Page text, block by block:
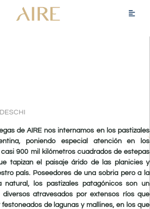
de AIRE nos internamos en los pastizales
poniendo especial atención en los
900 mil kilómetros cuadrados de estepas
tapizan el paisaje árido de las planicies y
país. Poseedores de una sobria pero a la
natural, los pastizales patagónicos son un
atravesados por extensos ríos que
de lagunas y mallines, en los que